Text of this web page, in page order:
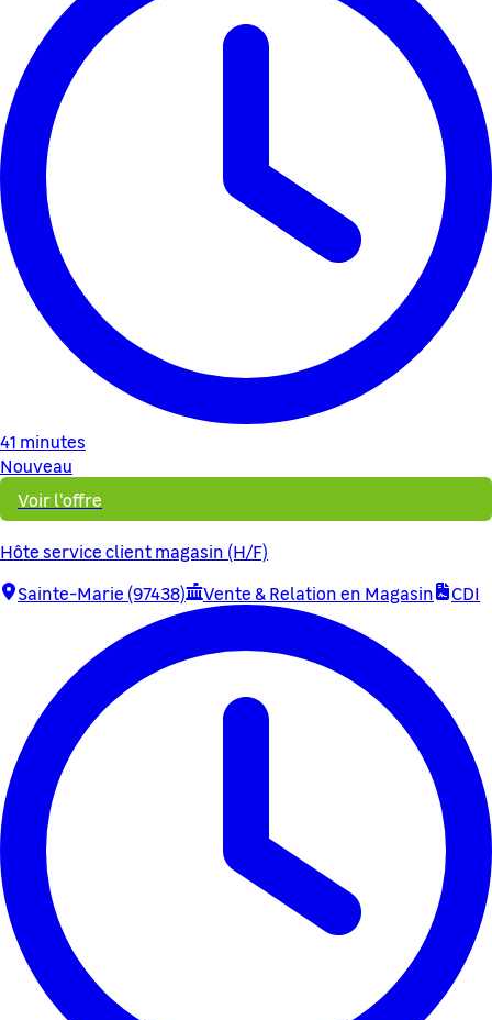
41 minutes
Nouveau
Voir l'offre
Hôte service client magasin (H/F)
Sainte-Marie (97438)
Vente & Relation en Magasin CDI